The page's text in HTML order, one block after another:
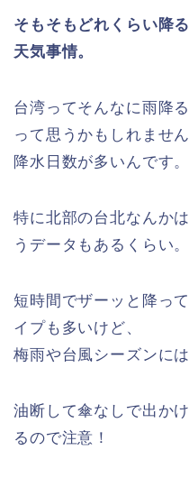
そもそもどれくらい降
天気事情。
台湾ってそんなに雨降
って思うかもしれませ
降水日数が多いんです。
特に北部の台北なんか
うデータもあるくらい。
短時間でザーッと降っ
イプも多いけど、
梅雨や台風シーズンに
油断して傘なしで出か
るので注意！